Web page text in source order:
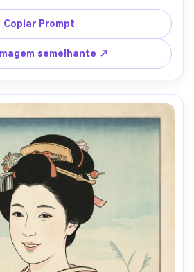
contornos esculpidos nítidos,
delicado sob os olhos e
textura de fibra washi, elegante
moderna-mínima, lente de 85mm,
rasa, iluminação cinematográfica
suave-AR 4:5
Copiar Prompt
semelhante ↗